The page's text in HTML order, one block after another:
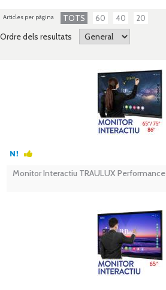
Articles per pàgina TOTS 60 40 20
Ordre dels resultats
Monitor Interactiu TRAULUX Performance